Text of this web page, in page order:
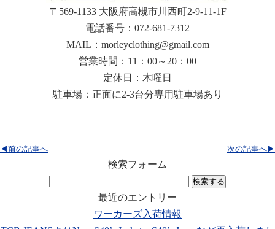
〒569-1133 大阪府高槻市川西町2-9-11-1F
電話番号：072-681-7312
MAIL：morleyclothing@gmail.com
営業時間：11：00～20：00
定休日：木曜日
駐車場：正面に2-3台分専用駐車場あり
次の記事へ▶
◀前の記事へ
検索フォーム
最近のエントリー
ワーカーズ入荷情報